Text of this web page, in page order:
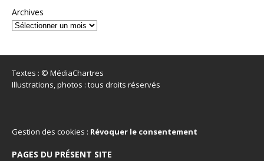
Archives
Textes : © MédiaChartres
Illustrations, photos : tous droits réservés
Gestion des cookies : Révoquer le consentement
PAGES DU PRÉSENT SITE